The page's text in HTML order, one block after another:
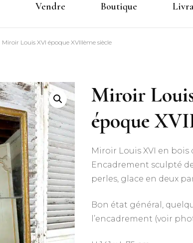
Vendre Boutique
Miroir Louis XVI époque XVIIIème siècle
Miroir
époque
Miroir Louis XVI en bois
Encadrement sculpté
perles, glace en deux
Bon état général,
l’encadrement (voir